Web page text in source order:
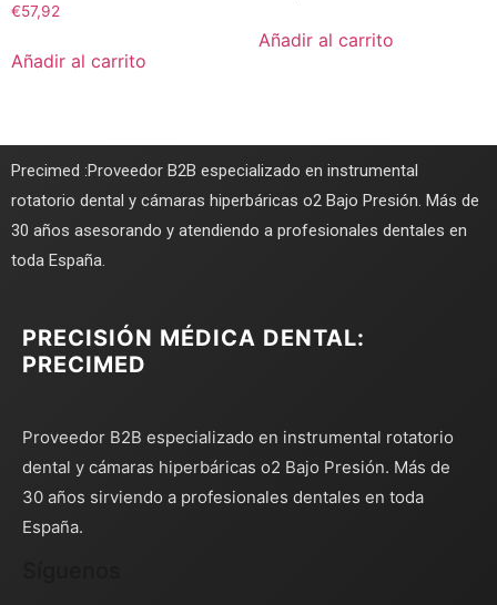
€57,92
Añadir al carrito
Añadir al carrito
Precimed :Proveedor B2B especializado en instrumental
rotatorio dental y cámaras hiperbáricas o2 Bajo Presión. Más de
30 años asesorando y atendiendo a profesionales dentales en
toda España.
PRECISIÓN MÉDICA DENTAL:
PRECIMED
Proveedor B2B especializado en instrumental rotatorio
dental y cámaras hiperbáricas o2 Bajo Presión. Más de
30 años sirviendo a profesionales dentales en toda
España.